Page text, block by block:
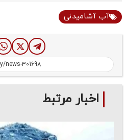
آب آشامیدنی
اخبار مرتبط